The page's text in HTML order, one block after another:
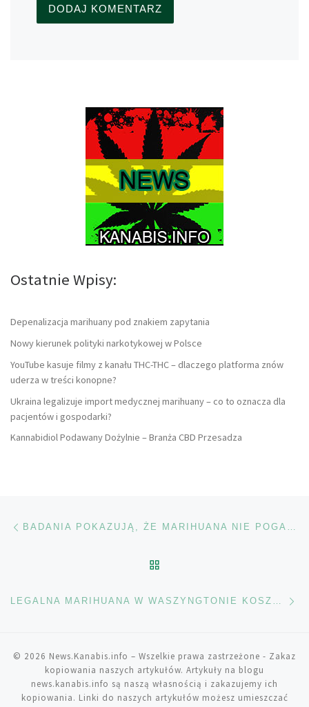
Ostatnie Wpisy:
Depenalizacja marihuany pod znakiem zapytania
Nowy kierunek polityki narkotykowej w Polsce
YouTube kasuje filmy z kanału THC-THC – dlaczego platforma znów
uderza w treści konopne?
Ukraina legalizuje import medycznej marihuany – co to oznacza dla
pacjentów i gospodarki?
Kannabidiol Podawany Dożylnie – Branża CBD Przesadza
Nawigacja wpisu BADANIA POKAZUJĄ, ŻE MARIHUANA NIE POGARSZA SCHIZOFRENII
LEGALNA MARIHUANA W WASZYNGTONIE KOSZTUJE 25 DOLARÓW ZA GRAM
© 2026 News.Kanabis.info – Wszelkie prawa zastrzeżone - Zakaz
kopiowania naszych artykułów. Artykuły na blogu
news.kanabis.info są naszą własnością i zakazujemy ich
kopiowania. Linki do naszych artykułów możesz umieszczać